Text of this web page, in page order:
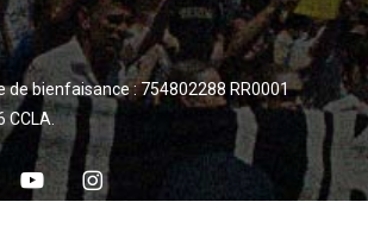
de bienfaisance : 754802288 RR0001
CCLA.
youtube instagram